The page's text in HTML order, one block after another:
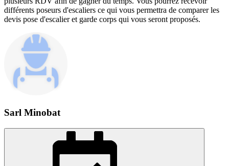
différents poseurs d'escaliers ce qui vous permettra de comparer les
devis pose d'escalier et garde corps qui vous seront proposés.
Sarl Minobat